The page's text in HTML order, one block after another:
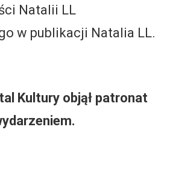
Natalii LL
w publikacji Natalia LL.
Kultury objął patronat